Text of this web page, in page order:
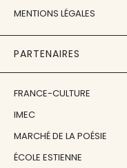
MENTIONS LÉGALES
PARTENAIRES
FRANCE-CULTURE
IMEC
MARCHÉ DE LA POÉSIE
ÉCOLE ESTIENNE